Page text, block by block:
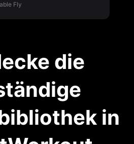
Fly
die
in